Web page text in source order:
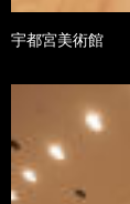
宇都宮美術館